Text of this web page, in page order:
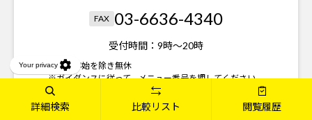
詳細検索 比較リスト 閲覧履歴
FAX 03-6636-4340
受付時間： 9時～20時
※年末年始を除き無休
※ガイダンスに従って、メニュー番号を押してください。